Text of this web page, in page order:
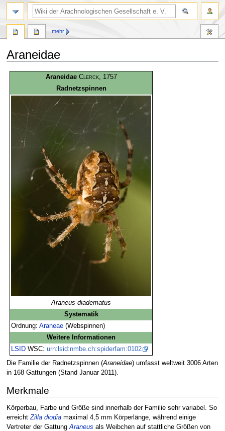
Araneidae
springen
springen
Araneidae Clerck, 1757
Radnetzspinnen
Araneus diadematus
Systematik
Ordnung:Araneae (Webspinnen)
Weitere Informationen
LSID WSC:urn:lsid:nmbe.ch:spiderfam:0102
Die Familie der Radnetzspinnen (Araneidae) umfasst weltweit 3006 Arten
in 168 Gattungen (Stand Januar 2011).
Merkmale
Körperbau, Farbe und Größe sind innerhalb der Familie sehr variabel. So
erreicht Zilla diodiamaximal 4,5 mm Körperlänge, während einige
Vertreter der Gattung Araneus als Weibchen auf stattliche Größen von
mehr